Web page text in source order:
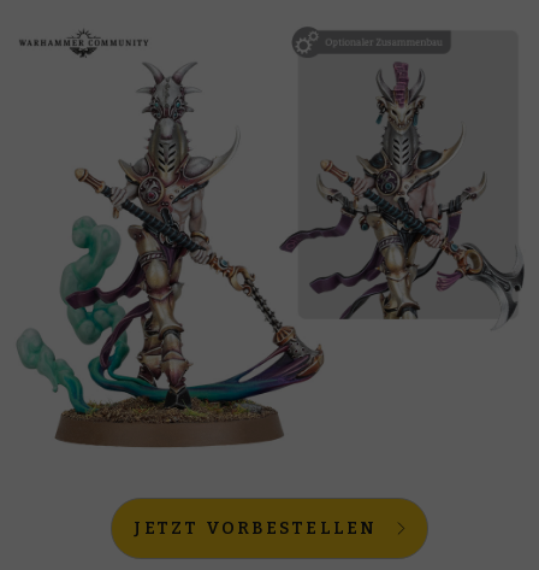
JETZT VORBESTELLEN